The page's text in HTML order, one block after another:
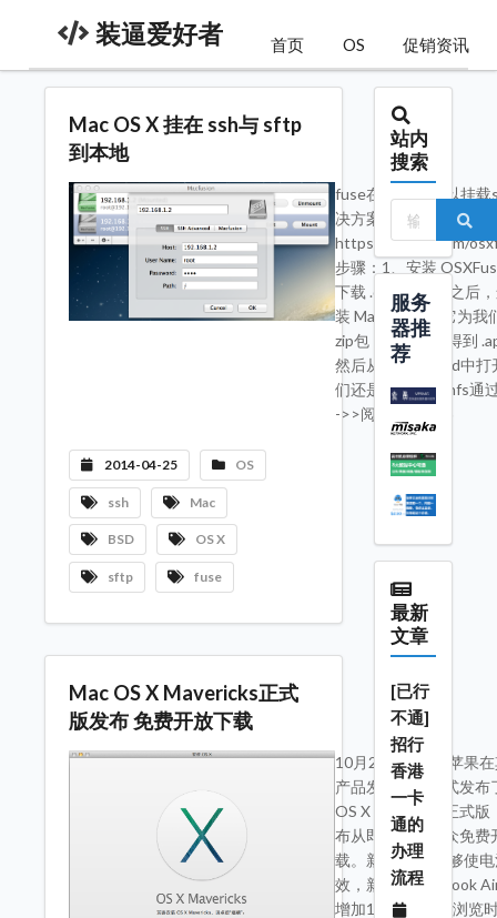
装逼爱好者 首页 OS 促销资讯
Mac OS X 挂在 ssh与 sftp
到本地
fuse在linux下可以挂
决方案：首先我们需要
https://github.com/
步骤：1、安装
下载 .dmg，挂载之后
装 Macfusion，它为我
zip包，解压之后得到
然后从 Launchpad中
们还是没使用 sshfs通
->>阅读完整内容
2014-04-25 OS
ssh Mac
BSD OS X
sftp fuse
Mac OS X Mavericks正式
版发布 免费开放下载
10月23日消息，苹果
产品发布会上正式发布
OS X Mavericks正式版
布从即日起对公众免费
载。新版OS X能够使
效，新款的MacBook
增加1小时的网页浏览
站内
搜索
服务
器推
荐
最新
文章
[已行
不通]
招行
香港
一卡
通的
办理
流程